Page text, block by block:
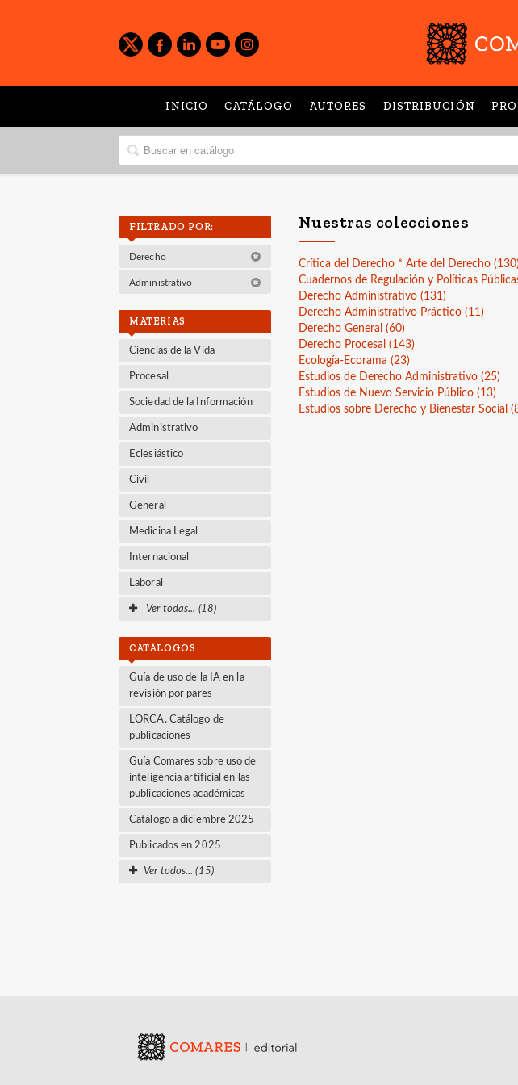
INICIO CATÁLOGO AUTORES DISTRIBUCIÓN
FILTRADO POR:
Derecho
Administrativo
MATERIAS
Ciencias de la Vida
Procesal
Sociedad de la Información
Administrativo
Eclesiástico
Civil
General
Medicina Legal
Internacional
Laboral
Ver todas... (18)
CATÁLOGOS
Guía de uso de la IA en la
revisión por pares
LORCA. Catálogo de
publicaciones
Guía Comares sobre uso de
inteligencia artificial en las
publicaciones académicas
Catálogo a diciembre 2025
Publicados en 2025
Ver todos... (15)
Nuestras colecciones
Crítica del Derecho * Arte del Derecho(130)
Cuadernos de Regulación y Políticas
Derecho Administrativo(131)
Derecho Administrativo Práctico(11)
Derecho General(60)
Derecho Procesal(143)
Ecología-Ecorama(23)
Estudios de Derecho Administrativo(25)
Estudios de Nuevo Servicio Público(13)
Estudios sobre Derecho y Bienestar Social